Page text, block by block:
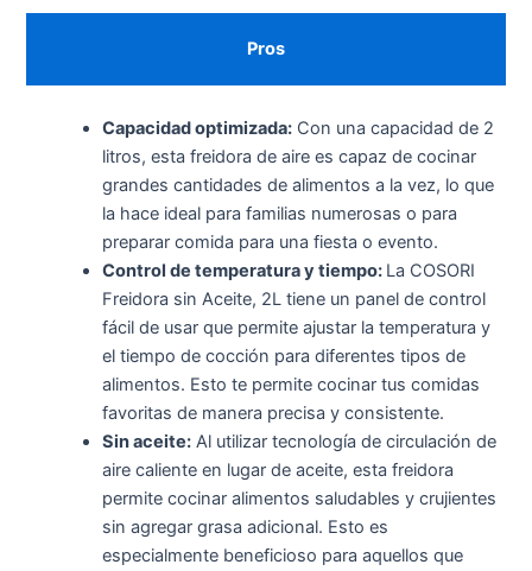
Pros
Capacidad optimizada:Con una capacidad de 2
litros, esta freidora de aire es capaz de cocinar
grandes cantidades de alimentos a la vez, lo que
la hace ideal para familias numerosas o para
preparar comida para una fiesta o evento.
Control de temperatura y tiempo: La COSORI
Freidora sin Aceite, 2L tiene un panel de control
fácil de usar que permite ajustar la temperatura y
el tiempo de cocción para diferentes tipos de
alimentos. Esto te permite cocinar tus comidas
favoritas de manera precisa y consistente.
Sin aceite:Al utilizar tecnología de circulación de
aire caliente en lugar de aceite, esta freidora
permite cocinar alimentos saludables y crujientes
sin agregar grasa adicional. Esto es
especialmente beneficioso para aquellos que